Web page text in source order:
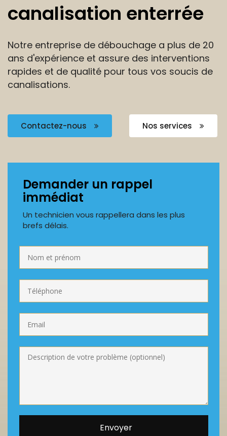
canalisation enterrée
Notre entreprise de débouchage a plus de 20
ans d'expérience et assure des interventions
rapides et de qualité pour tous vos soucis de
canalisations.
Contactez-nous Nos services
Demander un rappel
immédiat
Un technicien vous rappellera dans les plus
brefs délais.